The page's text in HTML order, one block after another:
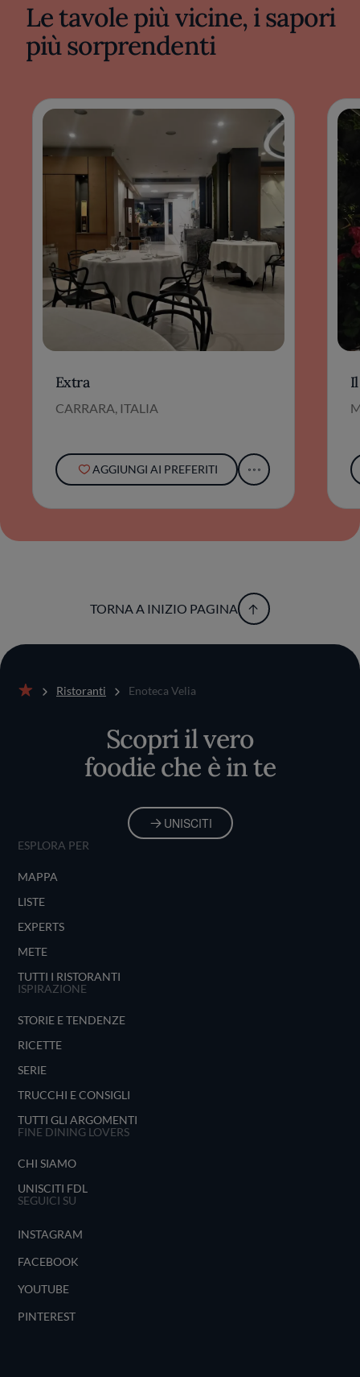
Le tavole più vicine, i sapori
più sorprendenti
Extra
CARRARA, ITALIA
AGGIUNGI AI PREFERITI
TORNA A INIZIO PAGINA
Ristoranti Enoteca Velia
Scopri il vero
foodie che è in te
UNISCITI
ESPLORA PER
MAPPA
LISTE
EXPERTS
METE
TUTTI I RISTORANTI
ISPIRAZIONE
STORIE E TENDENZE
RICETTE
SERIE
TRUCCHI E CONSIGLI
TUTTI GLI ARGOMENTI
FINE DINING LOVERS
CHI SIAMO
UNISCITI FDL
SEGUICI SU
INSTAGRAM
FACEBOOK
YOUTUBE
PINTEREST